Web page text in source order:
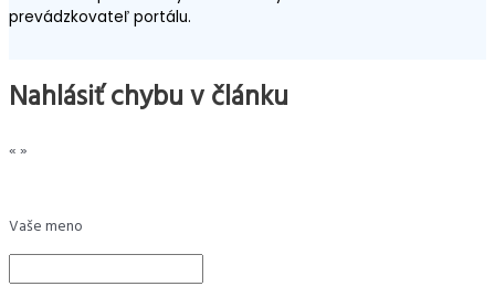
prevádzkovateľ portálu.
Nahlásiť chybu v článku
«»
Vaše meno